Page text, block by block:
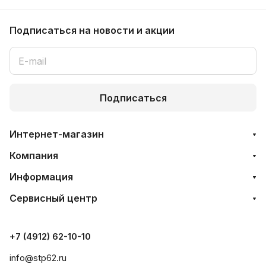
Подписаться на новости и акции
Подписаться
Интернет-магазин
Компания
Информация
Сервисный центр
+7 (4912) 62-10-10
info@stp62.ru